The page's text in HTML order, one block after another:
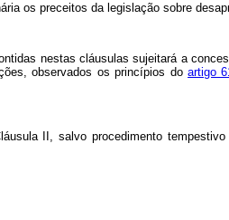
os preceitos da legislação sobre
nestas cláusulas sujeitará a
observados os princípios doartigo
II, salvo procedimento